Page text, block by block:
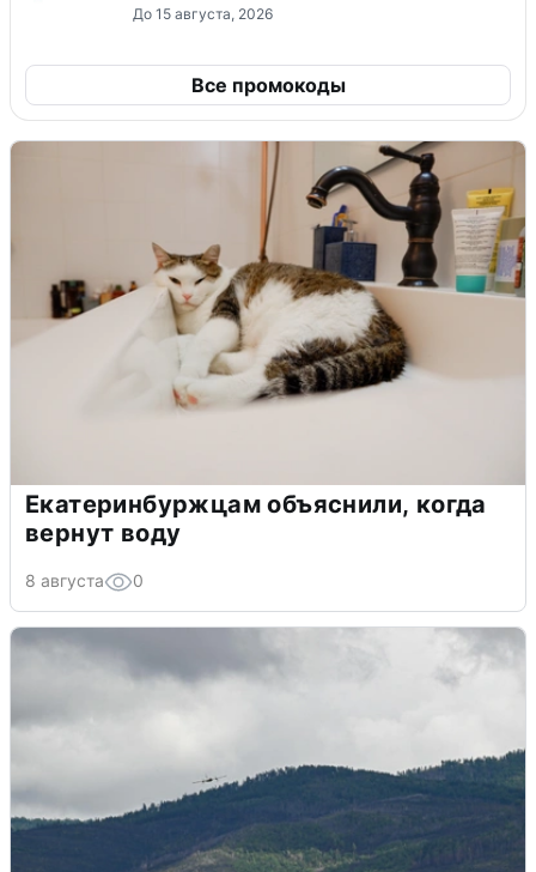
До 15 августа, 2026
Все промокоды
Екатеринбуржцам объяснили, когда
вернут воду
8 августа 0